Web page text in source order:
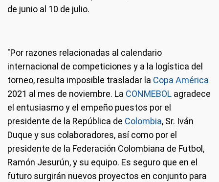
de junio al 10 de julio.
"Por razones relacionadas al calendario
internacional de competiciones y a la logística del
torneo, resulta imposible trasladar la Copa América
2021 al mes de noviembre. La CONMEBOL agradece
el entusiasmo y el empeño puestos por el
presidente de la República de Colombia, Sr. Iván
Duque y sus colaboradores, así como por el
presidente de la Federación Colombiana de Futbol,
Ramón Jesurún, y su equipo. Es seguro que en el
futuro surgirán nuevos proyectos en conjunto para